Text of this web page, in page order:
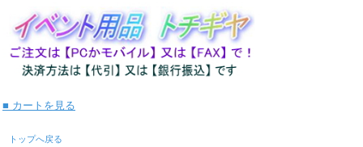
■ カートを見る
トップへ戻る